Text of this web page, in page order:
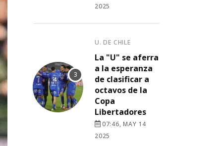
2025
U. DE CHILE
La "U" se aferra
a la esperanza
de clasificar a
octavos de la
Copa
Libertadores
07:46, MAY 14
2025